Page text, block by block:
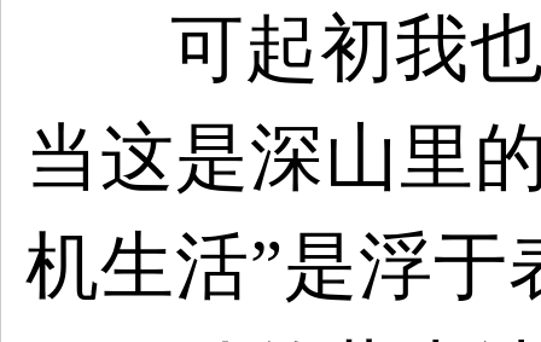
可起初我
当这是深山里
机生活”是浮于